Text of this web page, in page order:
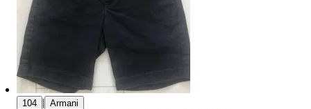
104 | Armani